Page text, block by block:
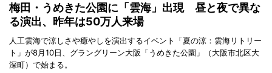
梅田・うめきた公園に「雲海」出現 昼と夜で異な
る演出、昨年は50万人来場
人工雲海で涼しさや癒やしを演出するイベント「夏の涼：雲海リトリー
ト」が8月10日、グラングリーン大阪「うめきた公園」（大阪市北区大
深町）で始まる。